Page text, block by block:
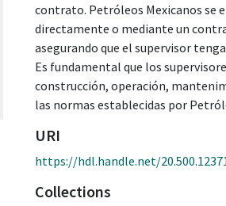
contrato. Petróleos Mexicanos se
directamente o mediante un
asegurando que el supervisor
Es fundamental que los
construcción, operación,
las normas establecidas por
URI
https://hdl.handle.net/
Collections